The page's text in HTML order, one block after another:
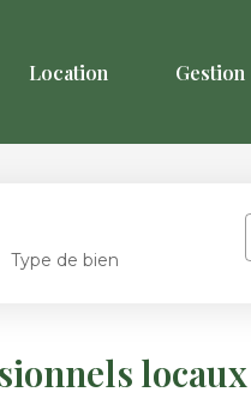
Location Gestion
Type de bien